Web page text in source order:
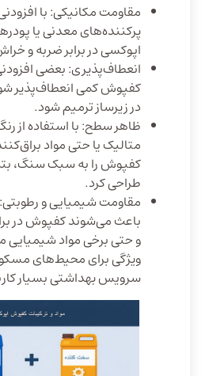
مقاومت مکانیکی: با
پرکننده‌های معدنی یا
اپوکسی در برابر ضربه و
انعطاف‌پذیری: بعضی
کفپوش کمی انعطاف‌پذیر
در زیرساز ترمیم شود.
ظاهر سطح: با استفاده از
متالیک یا حتی مواد
کفپوش را به سبک سنگ،
طراحی کرد.
مقاومت شیمیایی و
باعث می‌شوند کفپوش در
و حتی برخی مواد شیمیایی
ویژگی برای محیط‌های
سرویس بهداشتی بسیار